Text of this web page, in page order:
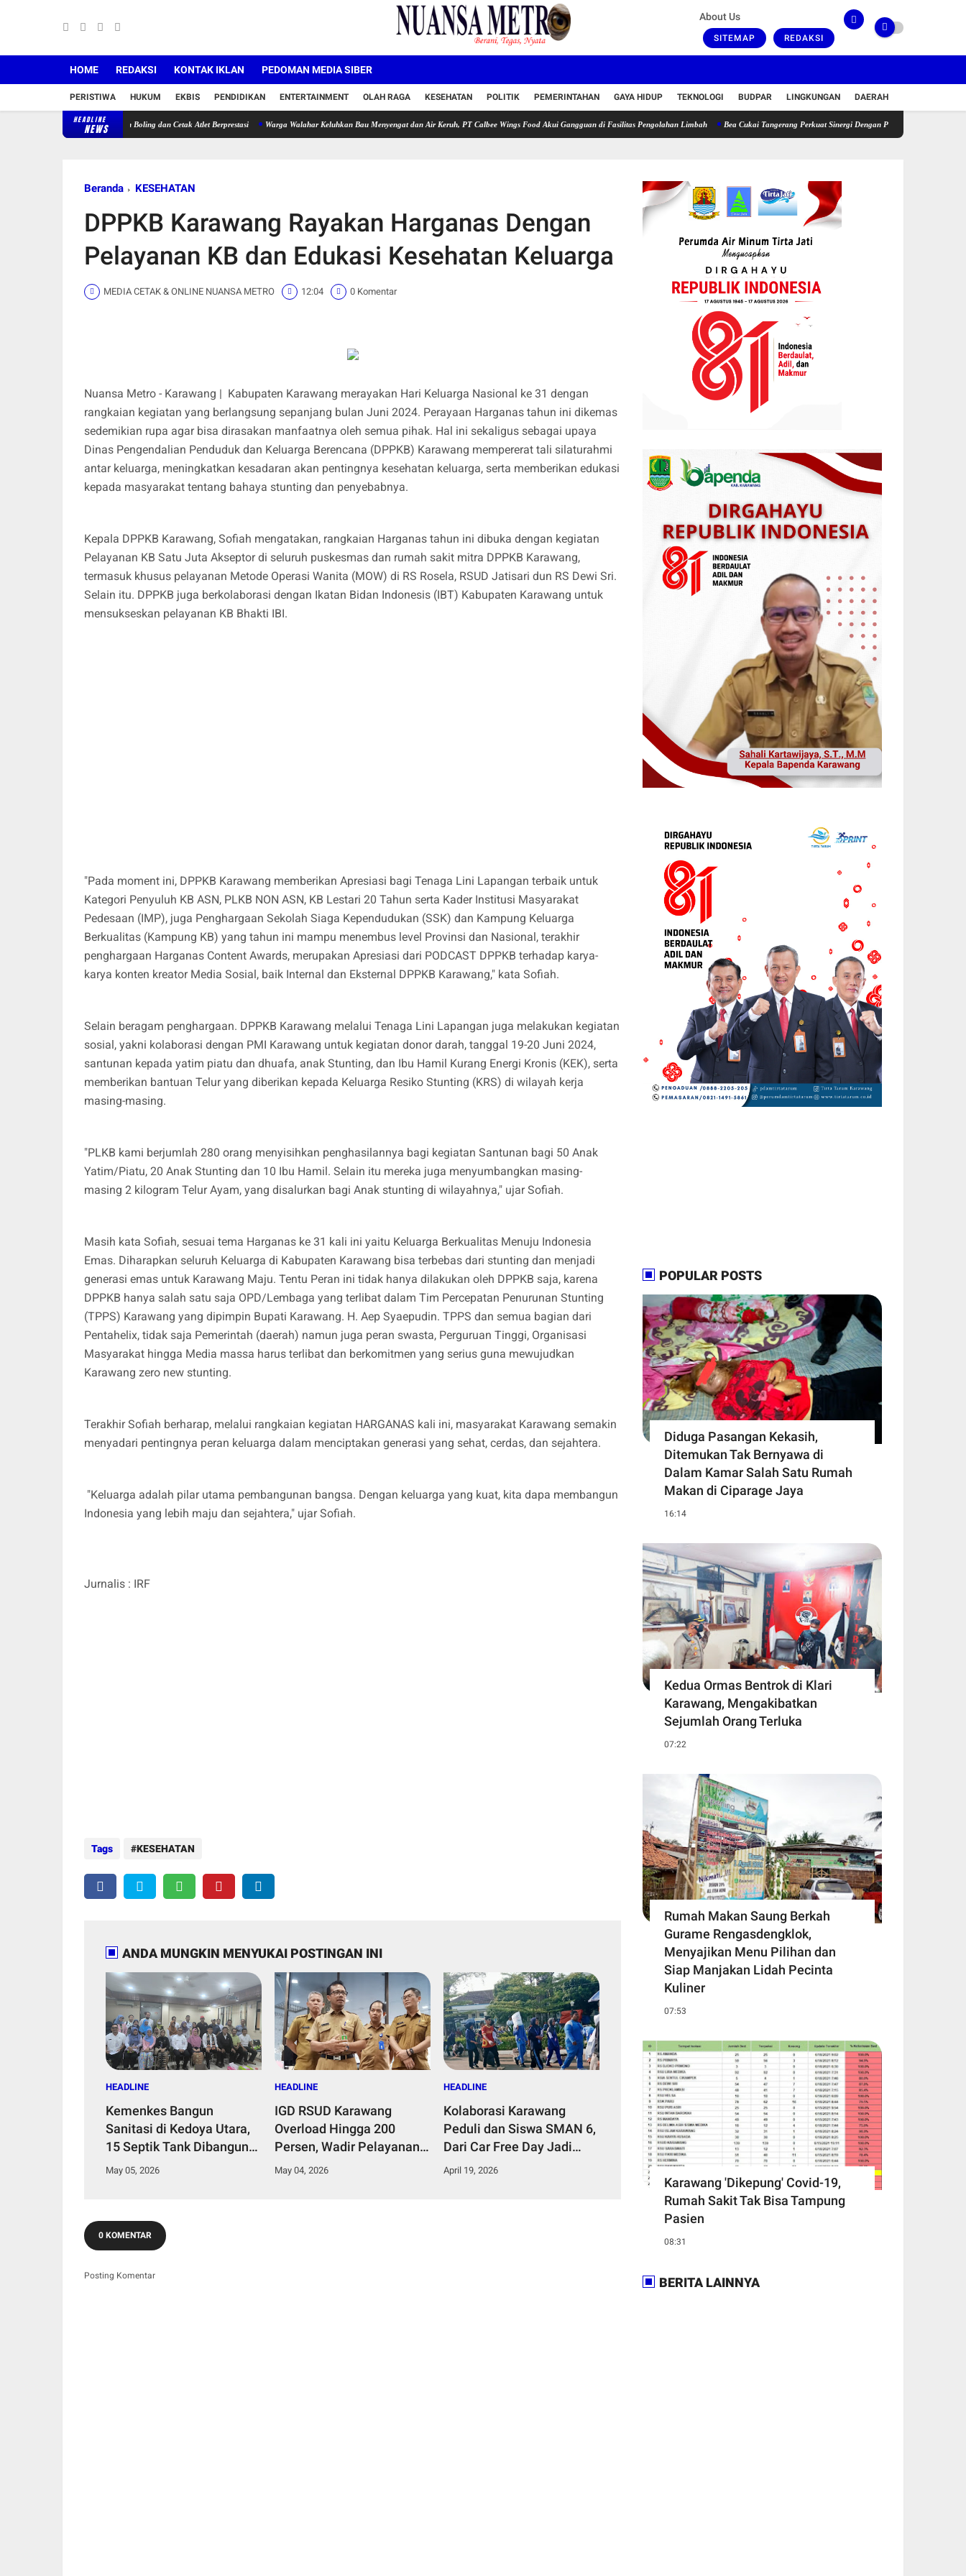
About Us
SITEMAP REDAKSI
HOME REDAKSI KONTAK IKLAN PEDOMAN MEDIA SIBER
PERISTIWA HUKUM EKBIS PENDIDIKAN ENTERTAINMENT OLAH RAGA KESEHATAN POLITIK PEMERINTAHAN GAYA HIDUP TEKNOLOGI BUDPAR LINGKUNGAN DAERAH
HEADLINE
NEWS
Siap Populerkan Boling dan Cetak Atlet Berprestasi Warga Walahar Keluhkan Bau Menyengat dan Air Keruh, PT Calbee Wings Food Akui Gangguan di Fasilitas Pengolahan Limbah Bea Cukai Tangerang Perkuat Sinergi Dengan PT Panarub, Genjot Daya Saing
Beranda KESEHATAN
DPPKB Karawang Rayakan Harganas Dengan
Pelayanan KB dan Edukasi Kesehatan Keluarga
MEDIA CETAK & ONLINE NUANSA METRO 12:04 0 Komentar
Nuansa Metro - Karawang | Kabupaten Karawang merayakan Hari Keluarga Nasional ke 31 dengan
rangkaian kegiatan yang berlangsung sepanjang bulan Juni 2024. Perayaan Harganas tahun ini dikemas
sedemikian rupa agar bisa dirasakan manfaatnya oleh semua pihak. Hal ini sekaligus sebagai upaya
Dinas Pengendalian Penduduk dan Keluarga Berencana (DPPKB) Karawang mempererat tali silaturahmi
antar keluarga, meningkatkan kesadaran akan pentingnya kesehatan keluarga, serta memberikan edukasi
kepada masyarakat tentang bahaya stunting dan penyebabnya.
Kepala DPPKB Karawang, Sofiah mengatakan, rangkaian Harganas tahun ini dibuka dengan kegiatan
Pelayanan KB Satu Juta Akseptor di seluruh puskesmas dan rumah sakit mitra DPPKB Karawang,
termasuk khusus pelayanan Metode Operasi Wanita (MOW) di RS Rosela, RSUD Jatisari dun RS Dewi Sri.
Selain itu. DPPKB juga berkolaborasi dengan Ikatan Bidan Indonesis (IBT) Kabupaten Karawang untuk
mensukseskan pelayanan KB Bhakti IBI.
"Pada moment ini, DPPKB Karawang memberikan Apresiasi bagi Tenaga Lini Lapangan terbaik untuk
Kategori Penyuluh KB ASN, PLKB NON ASN, KB Lestari 20 Tahun serta Kader Institusi Masyarakat
Pedesaan (IMP), juga Penghargaan Sekolah Siaga Kependudukan (SSK) dan Kampung Keluarga
Berkualitas (Kampung KB) yang tahun ini mampu menembus level Provinsi dan Nasional, terakhir
penghargaan Harganas Content Awards, merupakan Apresiasi dari PODCAST DPPKB terhadap karya-
karya konten kreator Media Sosial, baik Internal dan Eksternal DPPKB Karawang," kata Sofiah.
Selain beragam penghargaan. DPPKB Karawang melalui Tenaga Lini Lapangan juga melakukan kegiatan
sosial, yakni kolaborasi dengan PMI Karawang untuk kegiatan donor darah, tanggal 19-20 Juni 2024,
santunan kepada yatim piatu dan dhuafa, anak Stunting, dan Ibu Hamil Kurang Energi Kronis (KEK), serta
memberikan bantuan Telur yang diberikan kepada Keluarga Resiko Stunting (KRS) di wilayah kerja
masing-masing.
"PLKB kami berjumlah 280 orang menyisihkan penghasilannya bagi kegiatan Santunan bagi 50 Anak
Yatim/Piatu, 20 Anak Stunting dan 10 Ibu Hamil. Selain itu mereka juga menyumbangkan masing-
masing 2 kilogram Telur Ayam, yang disalurkan bagi Anak stunting di wilayahnya," ujar Sofiah.
Masih kata Sofiah, sesuai tema Harganas ke 31 kali ini yaitu Keluarga Berkualitas Menuju Indonesia
Emas. Diharapkan seluruh Keluarga di Kabupaten Karawang bisa terbebas dari stunting dan menjadi
generasi emas untuk Karawang Maju. Tentu Peran ini tidak hanya dilakukan oleh DPPKB saja, karena
DPPKB hanya salah satu saja OPD/Lembaga yang terlibat dalam Tim Percepatan Penurunan Stunting
(TPPS) Karawang yang dipimpin Bupati Karawang. H. Aep Syaepudin. TPPS dan semua bagian dari
Pentahelix, tidak saja Pemerintah (daerah) namun juga peran swasta, Perguruan Tinggi, Organisasi
Masyarakat hingga Media massa harus terlibat dan berkomitmen yang serius guna mewujudkan
Karawang zero new stunting.
Terakhir Sofiah berharap, melalui rangkaian kegiatan HARGANAS kali ini, masyarakat Karawang semakin
menyadari pentingnya peran keluarga dalam menciptakan generasi yang sehat, cerdas, dan sejahtera.
"Keluarga adalah pilar utama pembangunan bangsa. Dengan keluarga yang kuat, kita dapa membangun
Indonesia yang lebih maju dan sejahtera," ujar Sofiah.
Jurnalis : IRF
Tags KESEHATAN
ANDA MUNGKIN MENYUKAI POSTINGAN INI
HEADLINE
Kemenkes Bangun
Sanitasi di Kedoya Utara,
15 Septik Tank Dibangun
Untuk Tekan Penyakit
May 05, 2026
HEADLINE
IGD RSUD Karawang
Overload Hingga 200
Persen, Wadir Pelayanan
Medik dan Keperawatan:
May 04, 2026
HEADLINE
Kolaborasi Karawang
Peduli dan Siswa SMAN 6,
Dari Car Free Day Jadi
Gerakan Bersih
April 19, 2026
0 KOMENTAR
Posting Komentar
POPULAR POSTS
Diduga Pasangan Kekasih,
Ditemukan Tak Bernyawa di
Dalam Kamar Salah Satu Rumah
Makan di Ciparage Jaya
16:14
Kedua Ormas Bentrok di Klari
Karawang, Mengakibatkan
Sejumlah Orang Terluka
07:22
Rumah Makan Saung Berkah
Gurame Rengasdengklok,
Menyajikan Menu Pilihan dan
Siap Manjakan Lidah Pecinta
Kuliner
07:53
Karawang 'Dikepung' Covid-19,
Rumah Sakit Tak Bisa Tampung
Pasien
08:31
BERITA LAINNYA